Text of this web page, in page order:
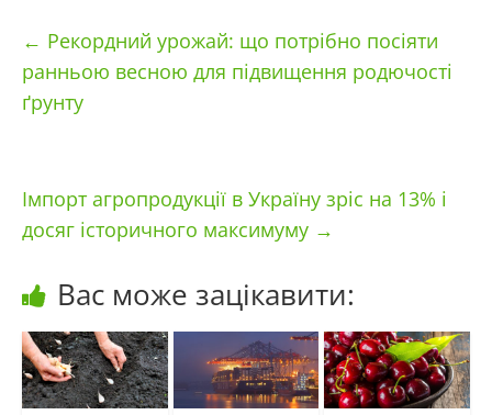
← Рекордний урожай: що потрібно посіяти
ранньою весною для підвищення родючості
ґрунту
Імпорт агропродукції в Україну зріс на 13% і
досяг історичного максимуму →
Вас може зацікавити: